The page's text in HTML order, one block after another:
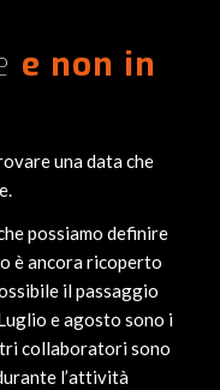
e non in
una data che
possiamo definire
è ancora ricoperto
il passaggio
e agosto sono i
collaboratori sono
l’attività